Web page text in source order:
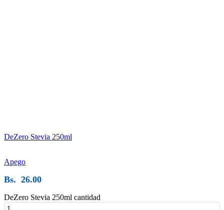
DeZero Stevia 250ml
Apego
Bs. 26.00
DeZero Stevia 250ml cantidad